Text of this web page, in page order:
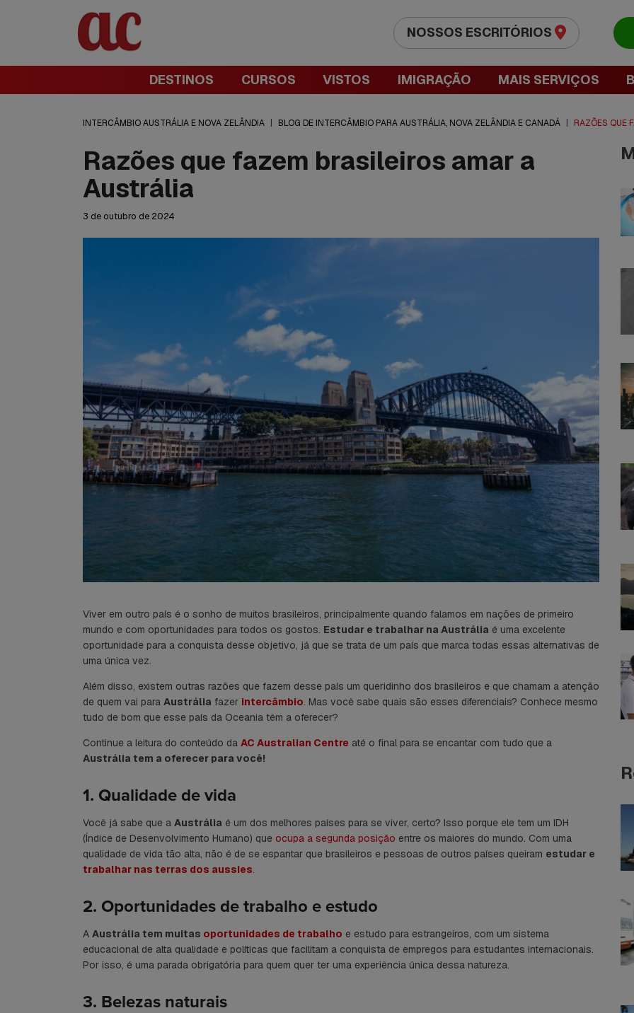
NOSSOS ESCRITÓRIOS
DESTINOS CURSOS VISTOS IMIGRAÇÃO MAIS SERVIÇOS
INTERCÂMBIO AUSTRÁLIA E NOVA ZELÂNDIA BLOG DE INTERCÂMBIO PARA AUSTRÁLIA, NOVA ZELÂNDIA E CANADÁ RAZÕES QUE
Razões que fazem brasileiros amar a
Austrália
3 de outubro de 2024
Viver em outro país é o sonho de muitos brasileiros, principalmente quando falamos em nações de primeiro
mundo e com oportunidades para todos os gostos. Estudar e trabalhar na Austrália é uma excelente
oportunidade para a conquista desse objetivo, já que se trata de um país que marca todas essas alternativas de
uma única vez.
Além disso, existem outras razões que fazem desse país um queridinho dos brasileiros e que chamam a atenção
de quem vai para Austrália fazer intercâmbio. Mas você sabe quais são esses diferenciais? Conhece mesmo
tudo de bom que esse país da Oceania têm a oferecer?
Continue a leitura do conteúdo da AC Australian Centre até o final para se encantar com tudo que a
Austrália tem a oferecer para você!
1. Qualidade de vida
Você já sabe que a Austrália é um dos melhores países para se viver, certo? Isso porque ele tem um IDH
(Índice de Desenvolvimento Humano) que ocupa a segunda posição entre os maiores do mundo. Com uma
qualidade de vida tão alta, não é de se espantar que brasileiros e pessoas de outros países queiram estudar e
trabalhar nas terras dos aussies.
2. Oportunidades de trabalho e estudo
A Austrália tem muitas oportunidades de trabalho e estudo para estrangeiros, com um sistema
educacional de alta qualidade e políticas que facilitam a conquista de empregos para estudantes internacionais.
Por isso, é uma parada obrigatória para quem quer ter uma experiência única dessa natureza.
3. Belezas naturais